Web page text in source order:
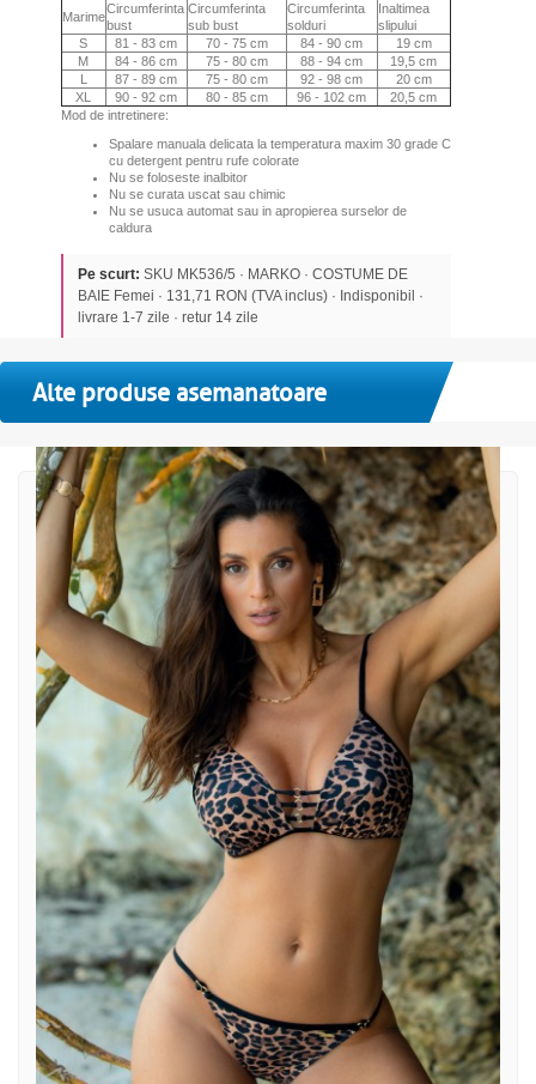
Marime
Circumferinta
bust
Circumferinta
sub bust
Circumferinta
solduri
Inaltimea
slipului
S
81 - 83 cm 70 - 75 cm 84 - 90 cm
19 cm
M
84 - 86 cm 75 - 80 cm 88 - 94 cm
19,5 cm
87 - 89 cm 75 - 80 cm 92 - 98 cm
20 cm
XL
90 - 92 cm 80 - 85 cm 96 - 102 cm
20,5 cm
Mod de intretinere:
Spalare manuala delicata la temperatura maxim 30 grade C
cu detergent pentru rufe colorate
Nu se foloseste inalbitor
Nu se curata uscat sau chimic
Nu se usuca automat sau in apropierea surselor de
caldura
Pe scurt: SKU MK536/5 · MARKO · COSTUME DE
BAIE Femei · 131,71 RON (TVA inclus) · Indisponibil ·
livrare 1-7 zile · retur 14 zile
Alte produse asemanatoare